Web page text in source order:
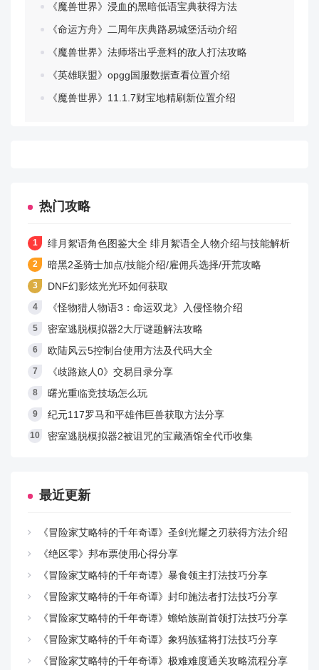
《魔兽世界》浸血的黑暗低语宝典获得方法
《命运方舟》二周年庆典路易城堡活动介绍
《魔兽世界》法师塔出乎意料的敌人打法攻略
《英雄联盟》opgg国服数据查看位置介绍
《魔兽世界》11.1.7财宝地精刷新位置介绍
热门攻略
绯月絮语角色图鉴大全 绯月絮语全人物介绍与技能解析
暗黑2圣骑士加点/技能介绍/雇佣兵选择/开荒攻略
DNF幻影炫光光环如何获取
《怪物猎人物语3：命运双龙》入侵怪物介绍
密室逃脱模拟器2大厅谜题解法攻略
欧陆风云5控制台使用方法及代码大全
《歧路旅人0》交易目录分享
曙光重临竞技场怎么玩
纪元117罗马和平雄伟巨兽获取方法分享
密室逃脱模拟器2被诅咒的宝藏酒馆全代币收集
最近更新
《冒险家艾略特的千年奇谭》圣剑光耀之刃获得方法介绍
《绝区零》邦布票使用心得分享
《冒险家艾略特的千年奇谭》暴食领主打法技巧分享
《冒险家艾略特的千年奇谭》封印施法者打法技巧分享
《冒险家艾略特的千年奇谭》蟾蛤族副首领打法技巧分享
《冒险家艾略特的千年奇谭》象犸族猛将打法技巧分享
《冒险家艾略特的千年奇谭》极难难度通关攻略流程分享